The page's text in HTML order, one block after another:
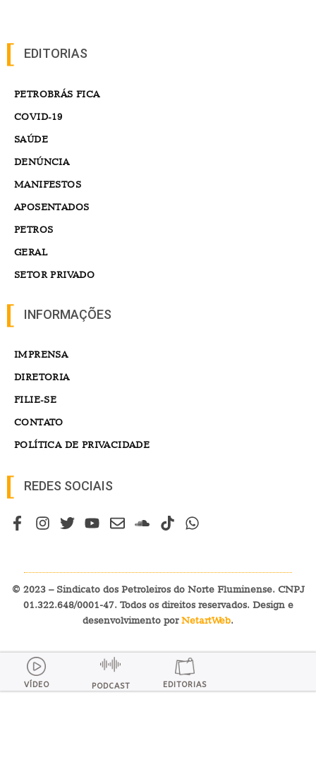
MANIFESTOS
APOSENTADOS
PETROS
GERAL
SETOR PRIVADO
POLÍTICA DE PRIVACIDADE
REDES SOCIAIS
© 2023 – Sindicato dos Petroleiros do Norte Fluminense. CNPJ
desenvolvimento por
NetartWeb
VÍDEO PODCAST EDITORIAS